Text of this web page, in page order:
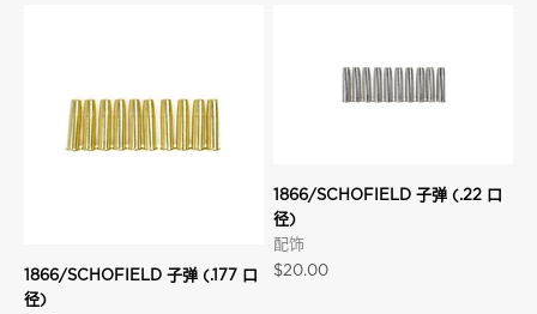
1866/SCHOFIELD 子弹 (.177 口
径)
1866/SCHOFIELD 子弹 (.22 口
径)
配饰
促销价格
$20.00